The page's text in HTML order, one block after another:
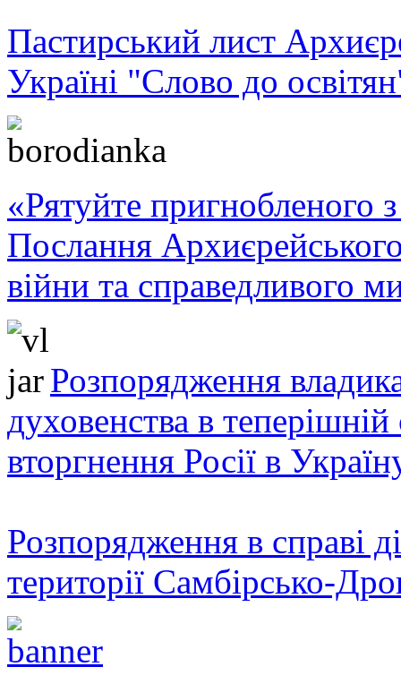
Пастирський лист
Україні "Слово до
«Рятуйте пригнобленого
Послання
війни та справедливого
Розпорядження
духовенства в теперішній
вторгнення Росії в
Розпорядження в справі
території Самбірсько-